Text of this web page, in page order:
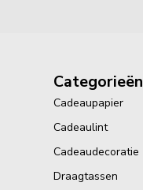
Categorieën
Cadeaupapier
Cadeaulint
Cadeaudecoratie
Draagtassen